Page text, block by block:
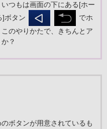
つもは画面の下にある[ホー
]ボタン
でホ
のやりかたで、きちんとア
？
ボタンが用意されているも